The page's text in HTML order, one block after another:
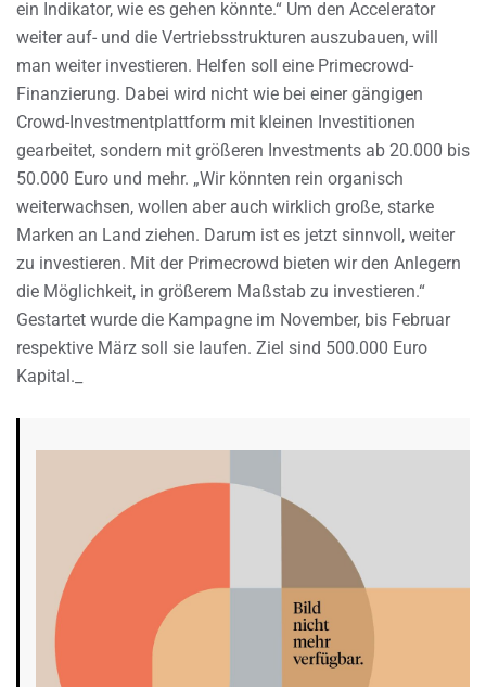
ein Indikator, wie es gehen könnte.“ Um den Accelerator
weiter auf- und die Vertriebsstrukturen auszubauen, will
man weiter investieren. Helfen soll eine Primecrowd-
Finanzierung. Dabei wird nicht wie bei einer gängigen
Crowd-Investmentplattform mit kleinen Investitionen
gearbeitet, sondern mit größeren Investments ab 20.000 bis
50.000 Euro und mehr. „Wir könnten rein organisch
weiterwachsen, wollen aber auch wirklich große, starke
Marken an Land ziehen. Darum ist es jetzt sinnvoll, weiter
zu investieren. Mit der Primecrowd bieten wir den Anlegern
die Möglichkeit, in größerem Maßstab zu investieren.“
Gestartet wurde die Kampagne im November, bis Februar
respektive März soll sie laufen. Ziel sind 500.000 Euro
Kapital._